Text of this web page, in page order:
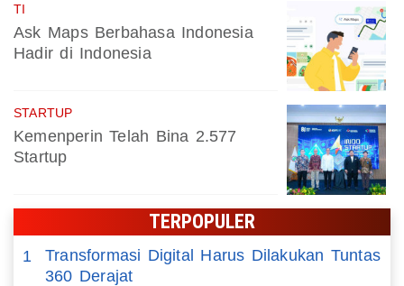
TI
Ask Maps Berbahasa Indonesia
Hadir di Indonesia
STARTUP
Kemenperin Telah Bina 2.577
Startup
TERPOPULER
1
Transformasi Digital Harus Dilakukan Tuntas
360 Derajat